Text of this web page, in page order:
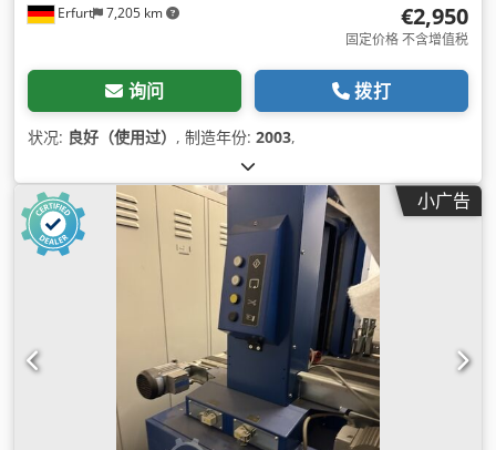
Erfurt 7,205 km €2,950
固定价格 不含增值税
询问 拨打
状况: 良好（使用过） , 制造年份: 2003,
小广告